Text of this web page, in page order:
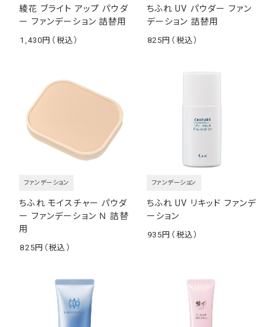
綾花 ブライト アップ パウダ
ー ファンデーション 詰替用
1,430
ちふれ UV パウダー ファン
デーション 詰替用
825
ちふれ モイスチャー パウダ
ー ファンデーション Ｎ 詰替
用
ファンデーション
825
ちふれ UV リキッド ファンデ
ーション
ファンデーション
935